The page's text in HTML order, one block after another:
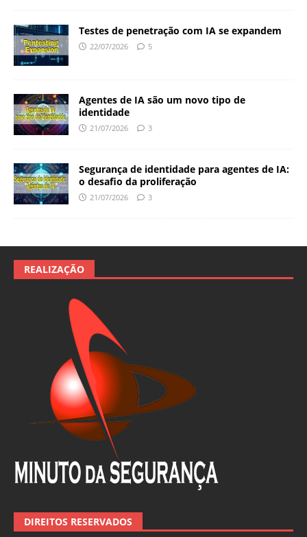
Testes de penetração com IA se expandem
22/07/2026 5
Agentes de IA são um novo tipo de
identidade
21/07/2026 3
Segurança de identidade para agentes de IA:
o desafio da proliferação
21/07/2026 3
REALIZAÇÃO
DIREITOS RESERVADOS